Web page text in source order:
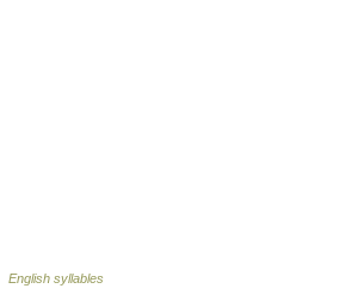
English syllables